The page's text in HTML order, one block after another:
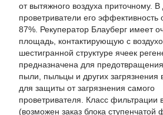
от вытяжного воздуха приточному.
проветриватели его эффективность
87%. Рекуператор Блауберг имеет
площадь, контактирующую с
шестигранной структуре ячеек
предназначена для
пыли, пыльцы и других загрязнения
для защиты от загрязнения самого
проветривателя. Класс фильтрации
(возможен заказ блока ступенчатой